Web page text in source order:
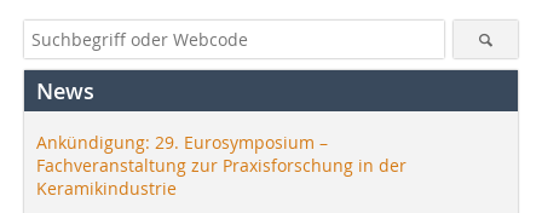
News
Ankündigung: 29. Eurosymposium –
Fachveranstaltung zur Praxisforschung in der
Keramikindustrie